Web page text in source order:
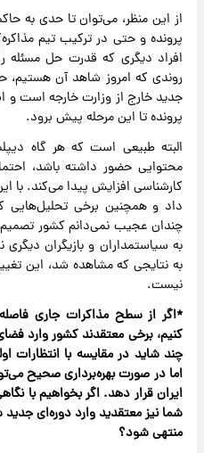
از این منظر، می‌توان تا حدی به
پرونده و حتی در ترکیب تیم
افراد دیگری که قدرت حل مسئله
روندی که امروز شاهد آن هستیم،
جدید خارج از وزارت خارجه است و
پرونده تا این مرحله پیش برود.
البته طبیعی است که هر گاه
محتوایی حضور داشته باشد،
کارشناسی افزایش پیدا می‌کند. با
داد و همچنین برخی تحلیل‌هایی
چندان عجیب نمی‌دانم کشور تصمیم
به سیاستمداران و بازیگران دیگری
به نتایجی که مشاهده شد، این
نیست.
*اگر از سطح مذاکرات جاری
کنیم، برخی معتقدند کشور وارد
چند شاید در مقایسه با انتظارات
اما در صورت بهره‌برداری صحیح
ایران قرار دهد. اگر بخواهیم با
شما نیز معتقدید وارد دوره‌ای
منتهی شود؟